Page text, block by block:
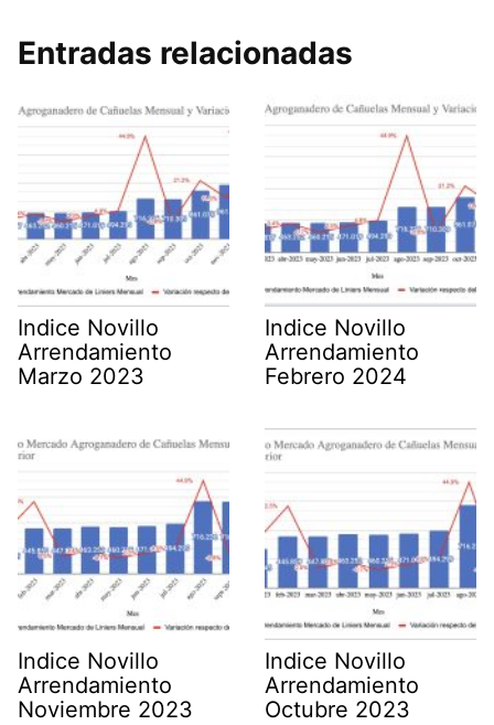
Entradas relacionadas
Indice Novillo
Arrendamiento
Marzo 2023
Indice Novillo
Arrendamiento
Febrero 2024
Indice Novillo
Arrendamiento
Noviembre 2023
Indice Novillo
Arrendamiento
Octubre 2023